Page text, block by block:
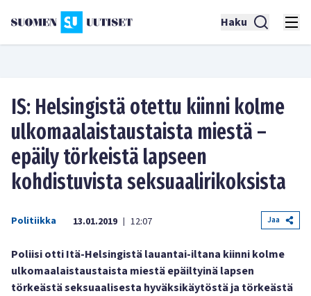
Haku
IS: Helsingistä otettu kiinni kolme
ulko­maalais­taustaista miestä –
epäily törkeistä lapseen
kohdistuvista seksuaali­rikoksista
Politiikka 13.01.2019 | 12:07 Jaa
Poliisi otti Itä-Helsingistä lauantai-iltana kiinni kolme
ulkomaalaistaustaista miestä epäiltyinä lapsen
törkeästä seksuaalisesta hyväksikäytöstä ja törkeästä